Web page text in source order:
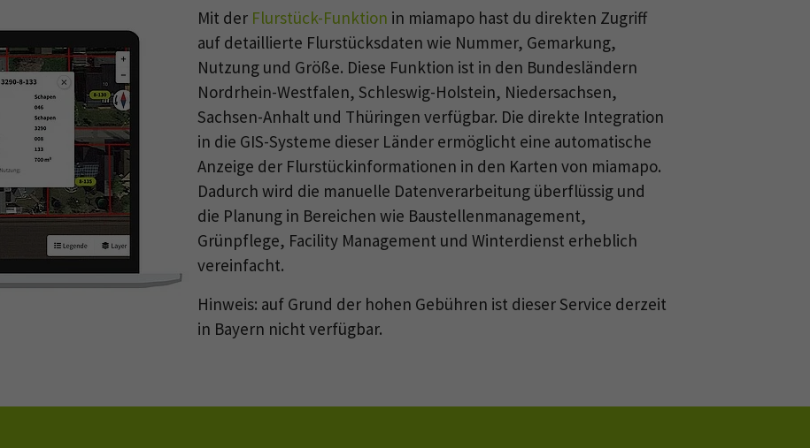
Mit der Flurstück-Funktion in miamapo hast du direkten Zugriff
auf detaillierte Flurstücksdaten wie Nummer, Gemarkung,
Nutzung und Größe. Diese Funktion ist in den Bundesländern
Nordrhein-Westfalen, Schleswig-Holstein, Niedersachsen,
Sachsen-Anhalt und Thüringen verfügbar. Die direkte Integration
in die GIS-Systeme dieser Länder ermöglicht eine automatische
Anzeige der Flurstückinformationen in den Karten von miamapo.
Dadurch wird die manuelle Datenverarbeitung überflüssig und
die Planung in Bereichen wie Baustellenmanagement,
Grünpflege, Facility Management und Winterdienst erheblich
vereinfacht.
Hinweis: auf Grund der hohen Gebühren ist dieser Service derzeit
in Bayern nicht verfügbar.